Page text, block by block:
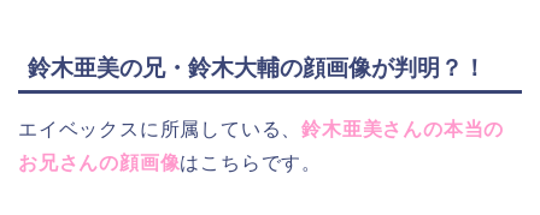
鈴木亜美の兄・鈴木大輔の顔画像が判明？！
エイベックスに所属している、鈴木亜美さんの本当の
お兄さんの顔画像はこちらです。